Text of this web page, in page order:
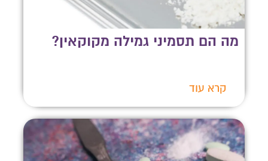
מה הם תסמיני גמילה מקוקאין?
קרא עוד